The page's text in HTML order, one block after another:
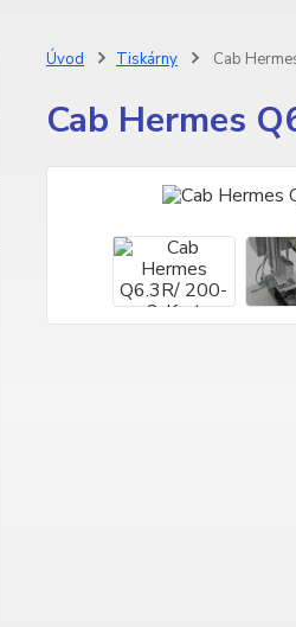
Úvod Tiskárny Cab
Cab Hermes